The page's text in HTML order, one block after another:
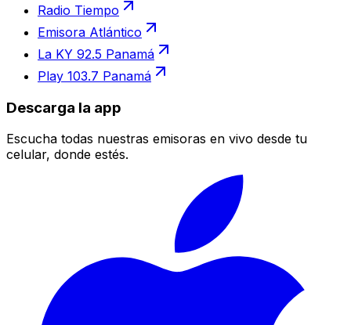
Radio Tiempo
Emisora Atlántico
La KY 92.5 Panamá
Play 103.7 Panamá
Descarga la app
Escucha todas nuestras emisoras en vivo desde tu
celular, donde estés.